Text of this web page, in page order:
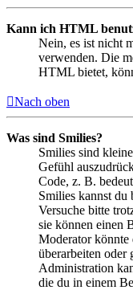
Kann ich HTML
Nein, es ist nicht
verwenden. Die
HTML bietet,
Nach oben
Was sind Smilies?
Smilies sind
Gefühl
Code, z. B.
Smilies kannst du
Versuche bitte
sie können einen
Moderator könnte
überarbeiten oder
Administration
die du in einem